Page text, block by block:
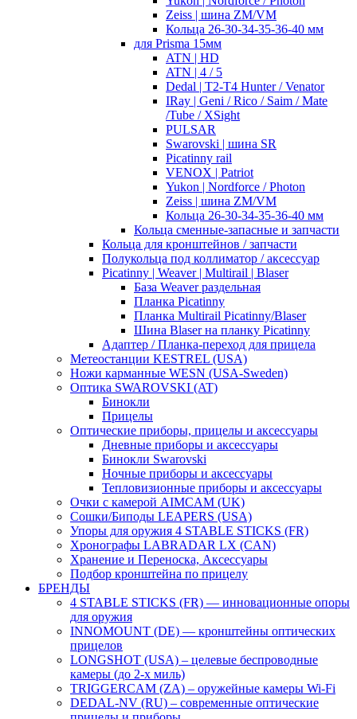
Zeiss | шина ZM/VM
Кольца 26-30-34-35-36-40 мм
для Prisma 15мм
ATN | HD
ATN | 4 / 5
Dedal | T2-T4 Hunter / Venator
IRay | Geni / Rico / Saim / Mate
/Tube / XSight
PULSAR
Swarovski | шина SR
Picatinny rail
VENOX | Patriot
Yukon | Nordforce / Photon
Zeiss | шина ZM/VM
Кольца 26-30-34-35-36-40 мм
Кольца сменные-запасные и запчасти
Кольца для кронштейнов / запчасти
Полукольца под коллиматор / аксессуар
Picatinny | Weaver | Multirail | Blaser
База Weaver раздельная
Планка Picatinny
Планка Multirail Picatinny/Blaser
Шина Blaser на планку Picatinny
Адаптер / Планка-переход для прицела
Метеостанции KESTREL (USA)
Ножи карманные WESN (USA-Sweden)
Оптика SWAROVSKI (AT)
Бинокли
Прицелы
Оптические приборы, прицелы и аксессуары
Дневные приборы и аксессуары
Бинокли Swarovski
Ночные приборы и аксессуары
Тепловизионные приборы и аксессуары
Очки с камерой AIMCAM (UK)
Сошки/Биподы LEAPERS (USA)
Упоры для оружия 4 STABLE STICKS (FR)
Хронографы LABRADAR LX (CAN)
Хранение и Переноска, Аксессуары
Подбор кронштейна по прицелу
БРЕНДЫ
4 STABLE STICKS (FR) — инновационные опоры
для оружия
INNOMOUNT (DE) — кронштейны оптических
прицелов
LONGSHOT (USA) – целевые беспроводные
камеры (до 2-х миль)
TRIGGERCAM (ZA) – оружейные камеры Wi-Fi
DEDAL-NV (RU) – современные оптические